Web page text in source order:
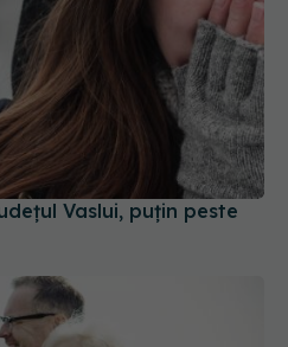
Vaslui, puțin peste